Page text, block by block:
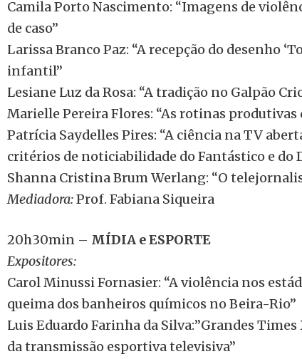
Camila Porto Nascimento: “Imagens de
de caso”
Larissa Branco Paz: “A recepção do desenho
infantil”
Lesiane Luz da Rosa: “A tradição no Galpão
Marielle Pereira Flores: “As rotinas produtivas
Patrícia Saydelles Pires: “A ciência na TV
critérios de noticiabilidade do Fantástico e do
Shanna Cristina Brum Werlang: “O
Mediadora:Prof. Fabiana Siqueira
20h30min – MÍDIA e ESPORTE
Expositores:
Carol Minussi Fornasier: “A violência nos
queima dos banheiros químicos no Beira-Rio”
Luis Eduardo Farinha da Silva:”Grandes
da transmissão esportiva televisiva”